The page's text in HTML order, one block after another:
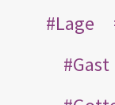
Lage
Gast